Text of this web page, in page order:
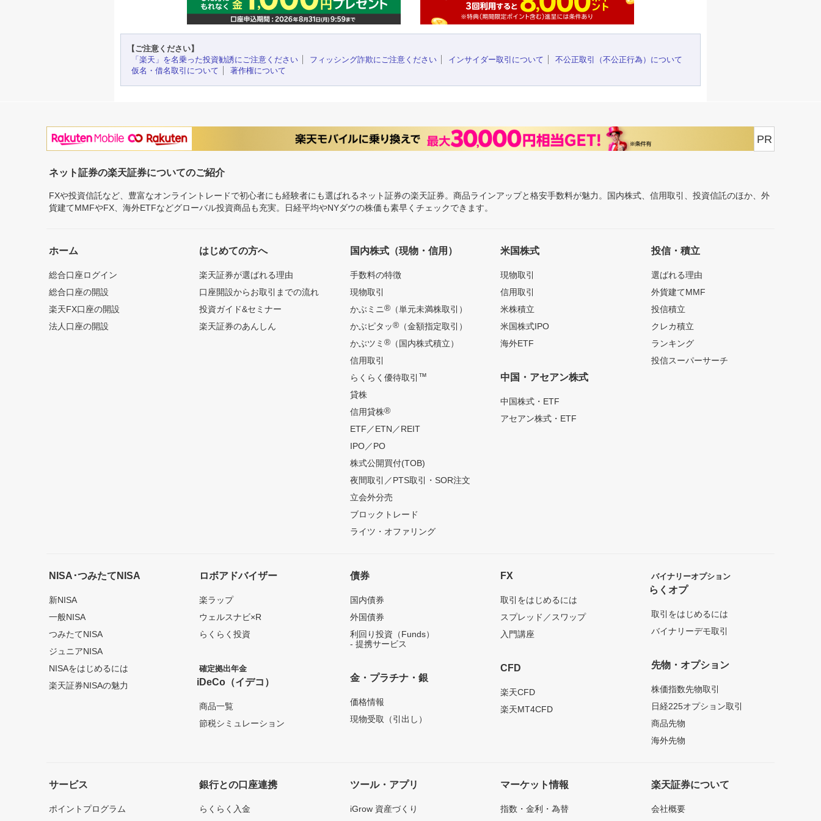
【ご注意ください】
「楽天」を名乗った投資勧誘にご注意ください
フィッシング詐欺にご注意ください インサイダー取引について
不公正取引（不公正行為）について
仮名・借名取引について
著作権について
PR
ネット証券の楽天証券についてのご紹介
FXや投資信託など、豊富なオンライントレードで初心者にも経験者にも選ばれるネット証券の楽天証券。商品ラインアップと格安手数料が魅力。国内株式、信用取引、投資信託のほか、外
貨建てMMFやFX、海外ETFなどグローバル投資商品も充実。日経平均やNYダウの株価も素早くチェックできます。
ホーム
総合口座ログイン
総合口座の開設
楽天FX口座の開設
法人口座の開設
はじめての方へ
楽天証券が選ばれる理由
口座開設からお取引までの流れ
投資ガイド&セミナー
楽天証券のあんしん
国内株式（現物・信用）
手数料の特徴
現物取引
かぶミニ®（単元未満株取引）
かぶピタッ®（金額指定取引）
かぶツミ ®（国内株式積立）
信用取引
らくらく優待取引 ™
貸株
信用貸株®
ETF／ETN／REIT
IPO／PO
株式公開買付(TOB)
夜間取引／PTS取引・SOR注文
立会外分売
ブロックトレード
ライツ・オファリング
米国株式
現物取引
信用取引
米株積立
米国株式IPO
海外ETF
中国・アセアン株式
中国株式・ETF
アセアン株式・ETF
投信・積立
選ばれる理由
外貨建てMMF
投信積立
クレカ積立
ランキング
投信スーパーサーチ
NISA･つみたてNISA
新NISA
一般NISA
つみたてNISA
ジュニアNISA
NISAをはじめるには
楽天証券NISAの魅力
ロボアドバイザー
楽ラップ
ウェルスナビ×R
らくらく投資
確定拠出年金
iDeCo（イデコ）
商品一覧
節税シミュレーション
債券
国内債券
外国債券
利回り投資（Funds）
- 提携サービス
金・プラチナ・銀
価格情報
現物受取（引出し）
FX
取引をはじめるには
スプレッド／スワップ
入門講座
CFD
楽天CFD
楽天MT4CFD
バイナリーオプション
らくオプ
取引をはじめるには
バイナリーデモ取引
先物・オプション
株価指数先物取引
日経225オプション取引
商品先物
海外先物
サービス
ポイントプログラム
銀行との口座連携
らくらく入金
ツール・アプリ
iGrow 資産づくり
マーケット情報
指数・金利・為替
楽天証券について
会社概要